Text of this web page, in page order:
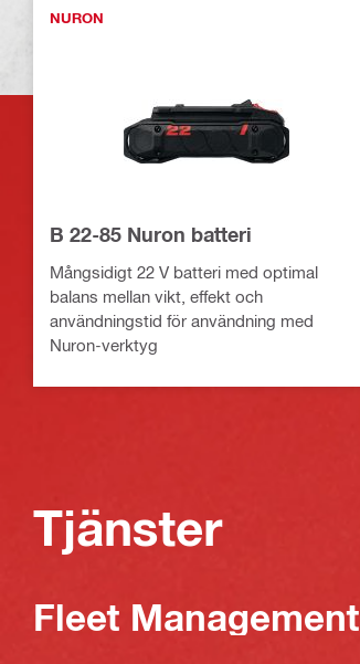
NURON
B 22-85 Nuron batteri
Mångsidigt 22 V batteri med optimal
balans mellan vikt, effekt och
användningstid för användning med
Nuron-verktyg
Tjänster
Fleet Management